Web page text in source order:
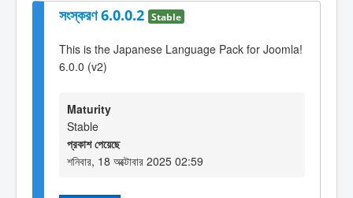
সংস্করণ 6.0.0.2 Stable
This is the Japanese Language Pack for Joomla!
6.0.0 (v2)
Maturity
Stable
প্রকাশ পেয়েছে
শনিবার, 18 অক্টোবার 2025 02:59